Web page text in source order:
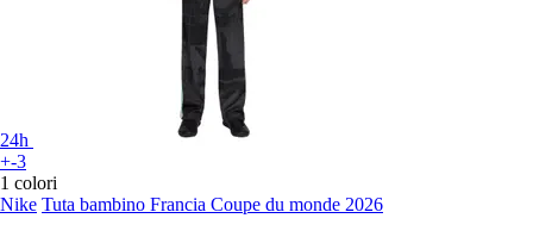
24h
+-3
1 colori
Nike Tuta bambino Francia Coupe du monde 2026